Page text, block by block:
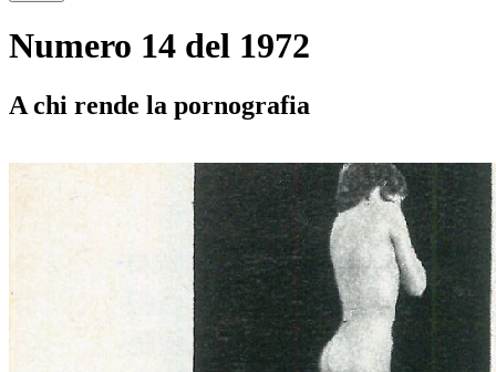
Numero 14 del 1972
A chi rende la pornografia